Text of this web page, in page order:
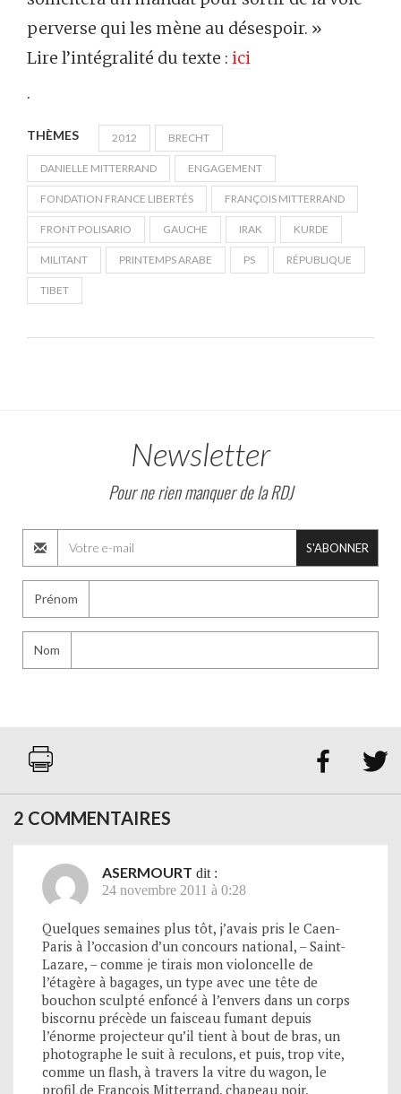
perverse qui les mène au désespoir. »
Lire l’intégralité du texte : ici
.
THÈMES 2012 BRECHT
DANIELLE MITTERRAND ENGAGEMENT
FONDATION FRANCE LIBERTÉS FRANÇOIS MITTERRAND
FRONT POLISARIO GAUCHE IRAK KURDE
MILITANT PRINTEMPS ARABE PS RÉPUBLIQUE
TIBET
Newsletter
Pour ne rien manquer de la RDJ
S'ABONNER
Prénom
Nom
 
2 COMMENTAIRES
ASERMOURT dit :
24 novembre 2011 à 0:28
Quelques semaines plus tôt, j’avais pris le Caen-
Paris à l’occasion d’un concours national, – Saint-
Lazare, – comme je tirais mon violoncelle de
l’étagère à bagages, un type avec une tête de
bouchon sculpté enfoncé à l’envers dans un corps
biscornu précède un faisceau fumant depuis
l’énorme projecteur qu’il tient à bout de bras, un
photographe le suit à reculons, et puis, trop vite,
comme un flash, à travers la vitre du wagon, le
profil de François Mitterrand, chapeau noir,